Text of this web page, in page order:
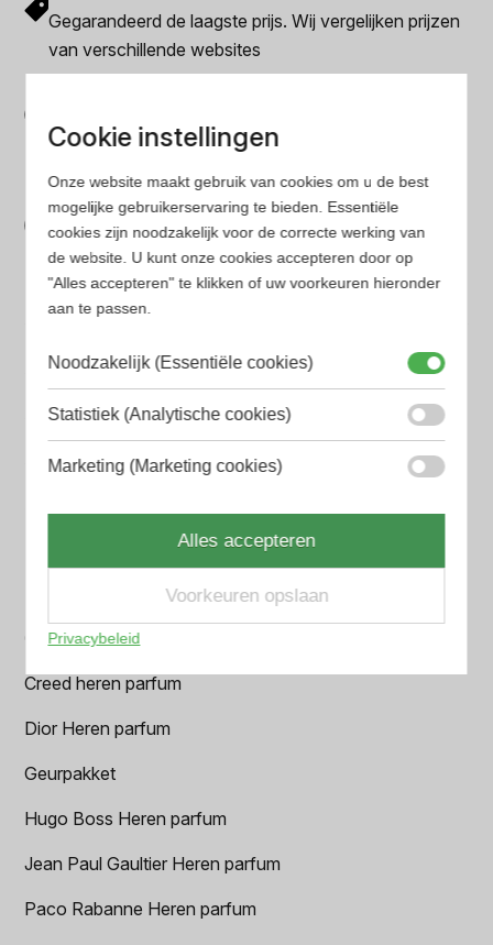
Gegarandeerd de laagste prijs. Wij vergelijken prijzen
van verschillende websites
Gemakkelijk zoeken
Op onze website vind je eenvoudig je favoriete
parfum met onze geavanceerde zoekfilters
Bespaar tijd en geld
Wij hebben alle prijzen voor je verzameld zodat jij
minder tijd en geld kwijt bent
Amouage Heren parfum
Aramis Heren parfum
Armani Heren parfum
BALR. Heren parfum
BVLGARI Heren parfum
Chanel Heren parfum
Creed heren parfum
Dior Heren parfum
Geurpakket
Hugo Boss Heren parfum
Jean Paul Gaultier Heren parfum
Paco Rabanne Heren parfum
Cookie instellingen
Onze website maakt gebruik van cookies om u de best
mogelijke gebruikerservaring te bieden. Essentiële
cookies zijn noodzakelijk voor de correcte werking van
de website. U kunt onze cookies accepteren door op
"Alles accepteren" te klikken of uw voorkeuren hieronder
aan te passen.
Noodzakelijk (Essentiële cookies)
Statistiek (Analytische cookies)
Marketing (Marketing cookies)
Alles accepteren
Voorkeuren opslaan
Privacybeleid